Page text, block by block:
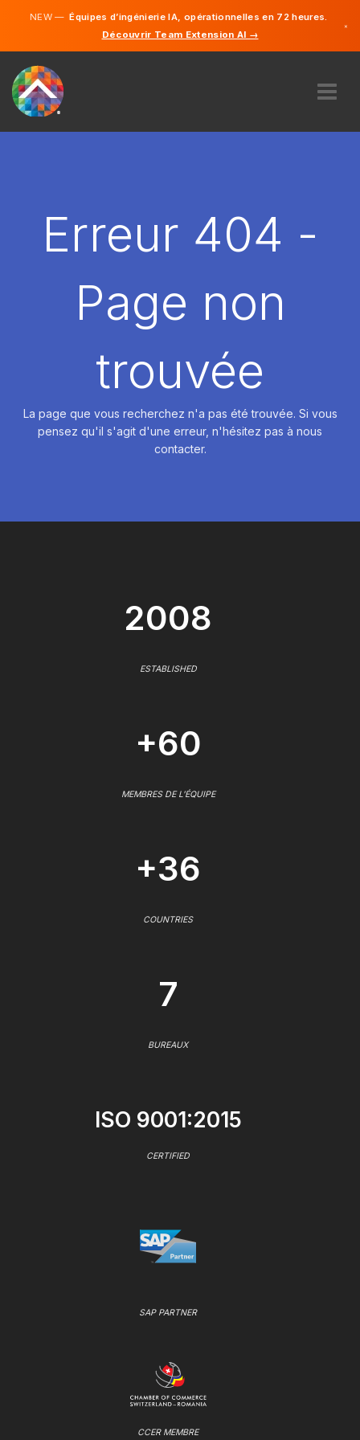
NEW —Équipes d’ingénierie IA, opérationnelles en 72 heures.
Découvrir Team Extension AI →
×
DÉMARRER
Erreur 404 -
Page non
trouvée
La page que vous recherchez n'a pas été trouvée. Si vous
pensez qu'il s'agit d'une erreur, n'hésitez pas à nous
contacter.
2008
ESTABLISHED
+60
MEMBRES DE L'ÉQUIPE
+36
COUNTRIES
7
BUREAUX
ISO 9001:2015
CERTIFIED
SAP PARTNER
CCER MEMBRE